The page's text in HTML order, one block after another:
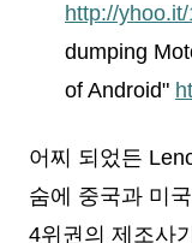
http://
dumping
of Android"
어찌 되었든
숨에 중국과 미
4위권의 제조사